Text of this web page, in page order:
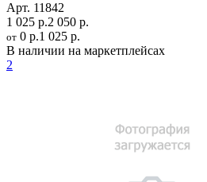
Арт. 11842
1 025 р.2 050 р.
от 0 р.1 025 р.
В наличии на маркетплейсах
2